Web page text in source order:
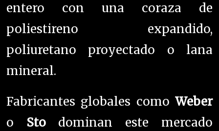
entero con una coraza de
poliestireno expandido,
poliuretano proyectado o lana
mineral.
Fabricantes globales como Weber
o Stodominan este mercado